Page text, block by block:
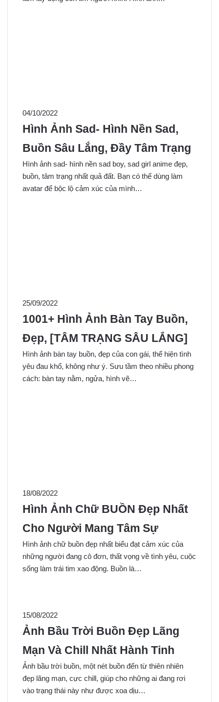
04/10/2022
Hình Ảnh Sad- Hình Nền Sad,
Buồn Sâu Lắng, Đầy Tâm Trạng
Hình ảnh sad- hình nền sad boy, sad girl anime đẹp,
buồn, tâm trạng nhất quả đất. Bạn có thể dùng làm
avatar để bộc lộ cảm xúc của mình…
25/09/2022
1001+ Hình Ảnh Bàn Tay Buồn,
Đẹp, [TÂM TRẠNG SÂU LẮNG]
Hình ảnh bàn tay buồn, đẹp của con gái, thể hiện tình
yêu đau khổ, không như ý. Sưu tầm theo nhiều phong
cách: bàn tay nằm, ngửa, hình vẽ…
18/08/2022
Hình Ảnh Chữ BUỒN Đẹp Nhất
Cho Người Mang Tâm Sự
Hình ảnh chữ buồn đẹp nhất biểu đạt cảm xúc của
những người đang cô đơn, thất vọng về tình yêu, cuộc
sống làm trái tim xao động. Buồn là…
15/08/2022
Ảnh Bầu Trời Buồn Đẹp Lãng
Mạn Và Chill Nhất Hành Tinh
Ảnh bầu trời buồn, một nét buồn đến từ thiên nhiên
đẹp lãng mạn, cực chill, giúp cho những ai đang rơi
vào trạng thái này như được xoa dịu…